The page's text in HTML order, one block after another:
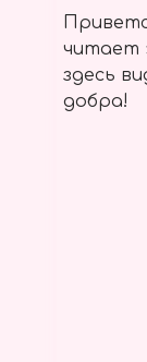
читает
здесь
добра!